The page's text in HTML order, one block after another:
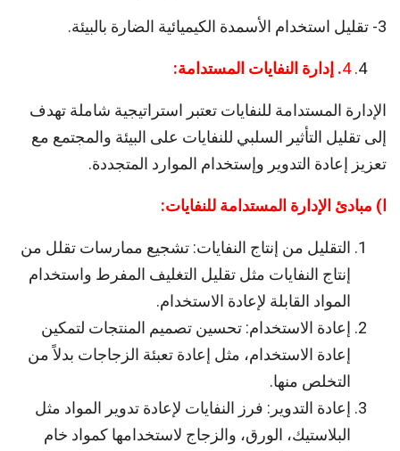
3- تقليل استخدام الأسمدة الكيميائية الضارة بالبيئة.
4. إدارة النفايات المستدامة:
الإدارة المستدامة للنفايات تعتبر استراتيجية شاملة تهدف
إلى تقليل التأثير السلبي للنفايات على البيئة والمجتمع مع
تعزيز إعادة التدوير وإستخدام الموارد المتجددة.
ا) مبادئ الإدارة المستدامة للنفايات:
التقليل من إنتاج النفايات: تشجيع ممارسات تقلل من
إنتاج النفايات مثل تقليل التغليف المفرط واستخدام
المواد القابلة لإعادة الاستخدام.
إعادة الاستخدام: تحسين تصميم المنتجات لتمكين
إعادة الاستخدام، مثل إعادة تعبئة الزجاجات بدلاً من
التخلص منها.
إعادة التدوير: فرز النفايات لإعادة تدوير المواد مثل
البلاستيك، الورق، والزجاج لاستخدامها كمواد خام